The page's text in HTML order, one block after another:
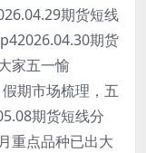
期货短线
期货
家五一愉
期市场梳理，五
期货短线分
重点品种已出大